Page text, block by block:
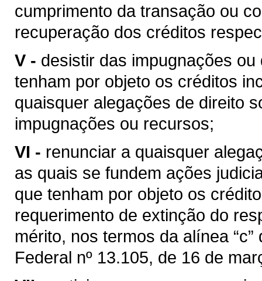
cumprimento da transação ou
recuperação dos créditos
V - desistir das impugnações
tenham por objeto os créditos
quaisquer alegações de direito
impugnações ou recursos;
VI - renunciar a quaisquer
as quais se fundem ações
que tenham por objeto os
requerimento de extinção do
mérito, nos termos da alínea
Federal nº 13.105, de 16 de